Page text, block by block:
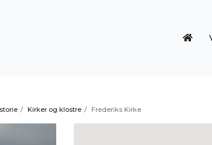
/ Kirker og klostre / Frederiks Kirke